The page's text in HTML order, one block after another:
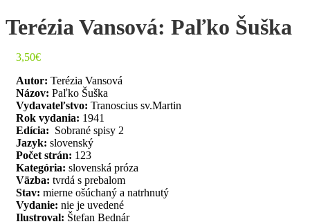
Terézia Vansová: Paľko Šuška
3,50€
Autor: Terézia Vansová
Názov: Paľko Šuška
Vydavateľstvo: Tranoscius sv.Martin
Rok vydania: 1941
Edícia: Sobrané spisy 2
Jazyk: slovenský
Počet strán: 123
Kategória: slovenská próza
Väzba: tvrdá s prebalom
Stav: mierne ošúchaný a natrhnutý
Vydanie: nie je uvedené
Ilustroval: Štefan Bednár